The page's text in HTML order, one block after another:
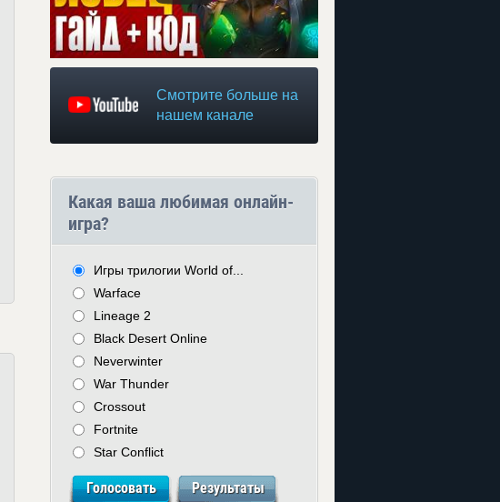
Смотрите больше на
нашем канале
Какая ваша любимая онлайн-
игра?
Игры трилогии World of...
Warface
Lineage 2
Black Desert Online
Neverwinter
War Thunder
Crossout
Fortnite
Star Conflict